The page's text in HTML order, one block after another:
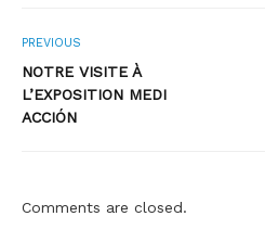
PREVIOUS
NOTRE VISITE À
L’EXPOSITION MEDI
ACCIÓN
Comments are closed.